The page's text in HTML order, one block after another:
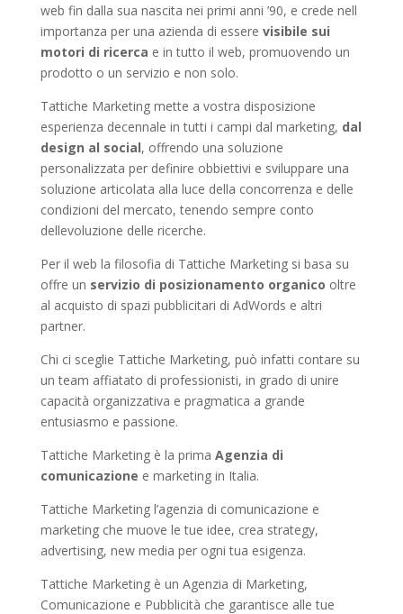
web fin dalla sua nascita nei primi anni ’90, e crede nell
importanza per una azienda di essere visibile sui
motori di ricerca e in tutto il web, promuovendo un
prodotto o un servizio e non solo.
Tattiche Marketing mette a vostra disposizione
esperienza decennale in tutti i campi dal marketing, dal
design al social, offrendo una soluzione
personalizzata per definire obbiettivi e sviluppare una
soluzione articolata alla luce della concorrenza e delle
condizioni del mercato, tenendo sempre conto
dellevoluzione delle ricerche.
Per il web la filosofia di Tattiche Marketing si basa su
offre un servizio di posizionamento organico oltre
al acquisto di spazi pubblicitari di AdWords e altri
partner.
Chi ci sceglie Tattiche Marketing, può infatti contare su
un team affiatato di professionisti, in grado di unire
capacità organizzativa e pragmatica a grande
entusiasmo e passione.
Tattiche Marketing è la prima Agenzia di
comunicazione e marketing in Italia.
Tattiche Marketing l’agenzia di comunicazione e
marketing che muove le tue idee, crea strategy,
advertising, new media per ogni tua esigenza.
Tattiche Marketing è un Agenzia di Marketing,
Comunicazione e Pubblicità che garantisce alle tue